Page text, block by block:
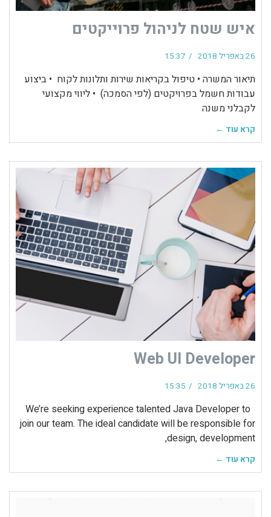
איש שטח לניהול פרוייקטים
26 באפריל 2018 15:37
תיאור המשרה • טיפול בקריאות שירות ותלונות לקוח • ביצוע
עבודות חשמל בפרויקטים (לפי הסמכה) • ליווי מקצועי
לקבלני משנה
קרא עוד ←
Web UI Developer
26 באפריל 2018 15:35
We’re seeking experience talented Java Developer to
join our team. The ideal candidate will be responsible for
design, development,
קרא עוד ←